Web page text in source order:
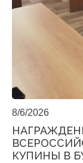
8/6/2026
КУПИНЫ В